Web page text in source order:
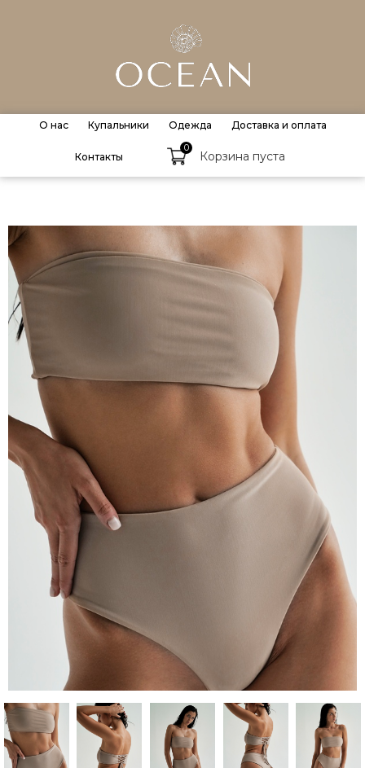
О нас Купальники Одежда Доставка и оплата
Контакты
0
Корзина пуста